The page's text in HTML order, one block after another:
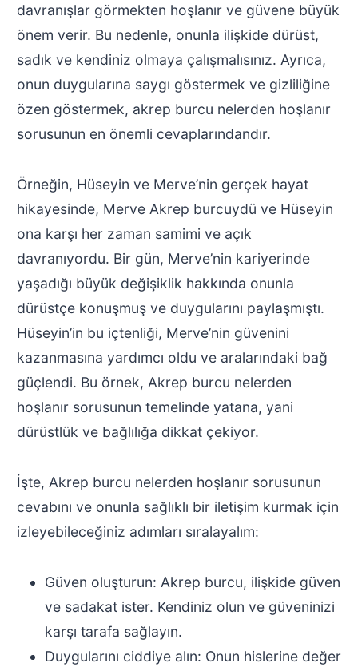
davranışlar görmekten hoşlanır ve güvene büyük
önem verir. Bu nedenle, onunla ilişkide dürüst,
sadık ve kendiniz olmaya çalışmalısınız. Ayrıca,
onun duygularına saygı göstermek ve gizliliğine
özen göstermek, akrep burcu nelerden hoşlanır
sorusunun en önemli cevaplarındandır.
Örneğin, Hüseyin ve Merve’nin gerçek hayat
hikayesinde, Merve Akrep burcuydü ve Hüseyin
ona karşı her zaman samimi ve açık
davranıyordu. Bir gün, Merve’nin kariyerinde
yaşadığı büyük değişiklik hakkında onunla
dürüstçe konuşmuş ve duygularını paylaşmıştı.
Hüseyin’in bu içtenliği, Merve’nin güvenini
kazanmasına yardımcı oldu ve aralarındaki bağ
güçlendi. Bu örnek, Akrep burcu nelerden
hoşlanır sorusunun temelinde yatana, yani
dürüstlük ve bağlılığa dikkat çekiyor.
İşte, Akrep burcu nelerden hoşlanır sorusunun
cevabını ve onunla sağlıklı bir iletişim kurmak için
izleyebileceğiniz adımları sıralayalım:
Güven oluşturun: Akrep burcu, ilişkide güven
ve sadakat ister. Kendiniz olun ve güveninizi
karşı tarafa sağlayın.
Duygularını ciddiye alın: Onun hislerine değer